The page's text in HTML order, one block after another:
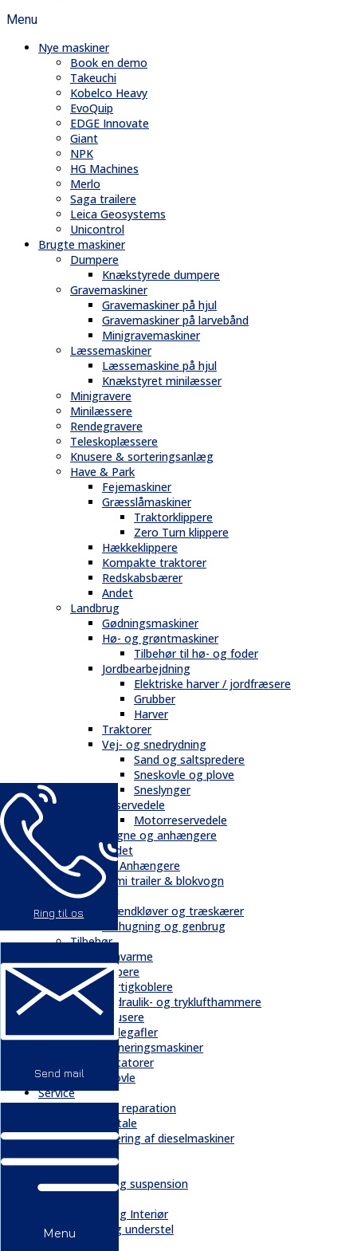
Ring til os
Send mail
Menu
Menu
Nye maskiner
Book en demo
Takeuchi
Kobelco Heavy
EvoQuip
EDGE Innovate
Giant
NPK
HG Machines
Merlo
Saga trailere
Leica Geosystems
Unicontrol
Brugte maskiner
Dumpere
Knækstyrede dumpere
Gravemaskiner
Gravemaskiner på hjul
Gravemaskiner på larvebånd
Minigravemaskiner
Læssemaskiner
Læssemaskine på hjul
Knækstyret minilæsser
Minigravere
Minilæssere
Rendegravere
Teleskoplæssere
Knusere & sorteringsanlæg
Have & Park
Fejemaskiner
Græsslåmaskiner
Traktorklippere
Zero Turn klippere
Hækkeklippere
Kompakte traktorer
Redskabsbærer
Andet
Landbrug
Gødningsmaskiner
Hø- og grøntmaskiner
Tilbehør til hø- og foder
Jordbearbejdning
Elektriske harver / jordfræsere
Grubber
Harver
Traktorer
Vej- og snedrydning
Sand og saltspredere
Sneskovle og plove
Sneslynger
Reservedele
Motorreservedele
Vogne og anhængere
Andet
Trailere / Anhængere
Semi trailer & blokvogn
Skovbrug
Brændkløver og træskærer
Flishugning og genbrug
Tilbehør
Gravarme
Gribere
Hurtigkoblere
Hydraulik- og tryklufthammere
Knusere
Pallegafler
Planeringsmaskiner
Rotatorer
Skovle
Service
Service & reparation
Serviceaftale
Elektrificering af dieselmaskiner
Bånd
Chassis og suspension
Kabiner og Interiør
Kæder og understel